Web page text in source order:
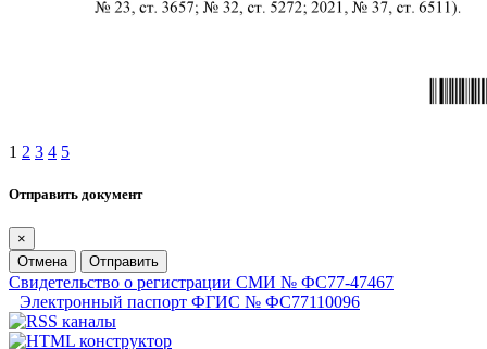
1 2 3 4 5
Отправить документ
×
Отмена
Отправить
Свидетельство о регистрации СМИ № ФС77-47467
Электронный паспорт ФГИС № ФС77110096